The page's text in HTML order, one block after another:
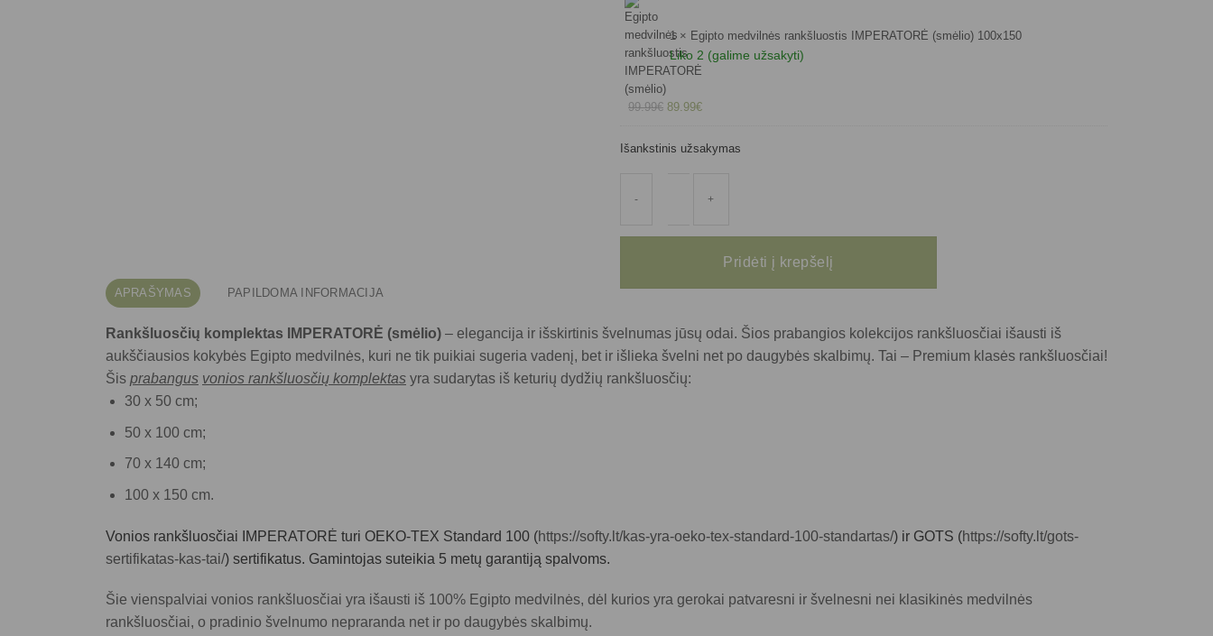
1 × Egipto medvilnės rankšluostis IMPERATORĖ (smėlio) 100x150
Liko 2 (galime užsakyti)
99.99€ Original
was:
89.99€Current
is:
Išankstinis užsakymas
(smėlio)
Pridėti į krepšelį
APRAŠYMAS PAPILDOMA INFORMACIJA
Rankšluosčių komplektas IMPERATORĖ (smėlio) – elegancija ir išskirtinis švelnumas jūsų odai. Šios prabangios kolekcijos rankšluosčiai išausti iš
aukščiausios kokybės Egipto medvilnės, kuri ne tik puikiai sugeria vadenį, bet ir išlieka švelni net po daugybės skalbimų. Tai – Premium klasės rankšluosčiai!
Šis prabangus vonios rankšluosčių komplektas yra sudarytas iš keturių dydžių rankšluosčių:
30 x 50 cm;
50 x 100 cm;
70 x 140 cm;
100 x 150 cm.
Vonios rankšluosčiai IMPERATORĖ turi OEKO-TEX Standard 100 (https://softy.lt/kas-yra-oeko-tex-standard-100-standartas/) ir GOTS (https://softy.lt/gots-
sertifikatas-kas-tai/) sertifikatus. Gamintojas suteikia 5 metų garantiją spalvoms.
Šie vienspalviai vonios rankšluosčiai yra išausti iš 100% Egipto medvilnės, dėl kurios yra gerokai patvaresni ir švelnesni nei klasikinės medvilnės
rankšluosčiai, o pradinio švelnumo nepraranda net ir po daugybės skalbimų.